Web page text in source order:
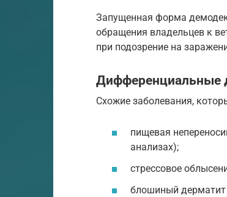
Запущенная форма
обращения владельцев к
при подозрение на
Дифференциальные
Схожие заболевания,
пищевая
анализах);
стрессовое
блошиный